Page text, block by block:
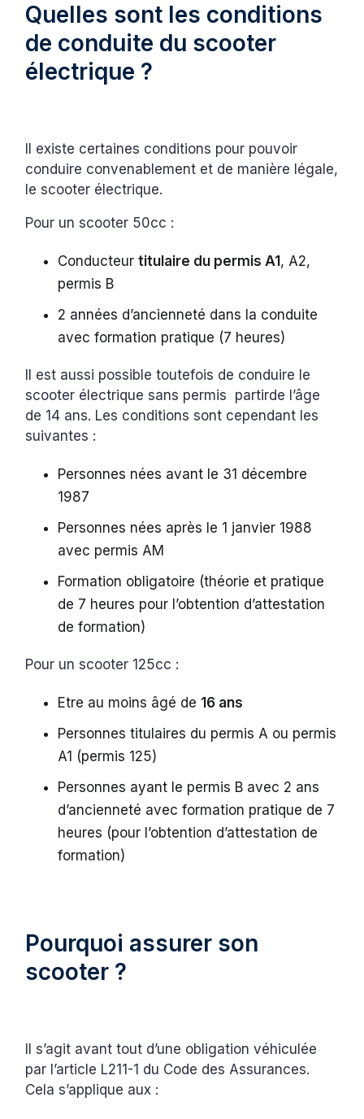
Quelles sont les conditions
de conduite du scooter
électrique ?
Il existe certaines conditions pour pouvoir
conduire convenablement et de manière légale,
le scooter électrique.
Pour un scooter 50cc :
Conducteurtitulaire du permis A1 , A2,
permis B
2 années d’ancienneté dans la conduite
avec formation pratique (7 heures)
Il est aussi possible toutefois de conduire le
scooter électrique sans permis partirde l’âge
de 14 ans. Les conditions sont cependant les
suivantes :
Personnes nées avant le 31 décembre
1987
Personnes nées après le 1 janvier 1988
avec permis AM
Formation obligatoire (théorie et pratique
de 7 heures pour l’obtention d’attestation
de formation)
Pour un scooter 125cc :
Etre au moins âgé de 16 ans
Personnes titulaires du permis A ou permis
A1 (permis 125)
Personnes ayant le permis B avec 2 ans
d’ancienneté avec formation pratique de 7
heures (pour l’obtention d’attestation de
formation)
Pourquoi assurer son
scooter ?
Il s’agit avant tout d’une obligation véhiculée
par l’article L211-1 du Code des Assurances.
Cela s’applique aux :